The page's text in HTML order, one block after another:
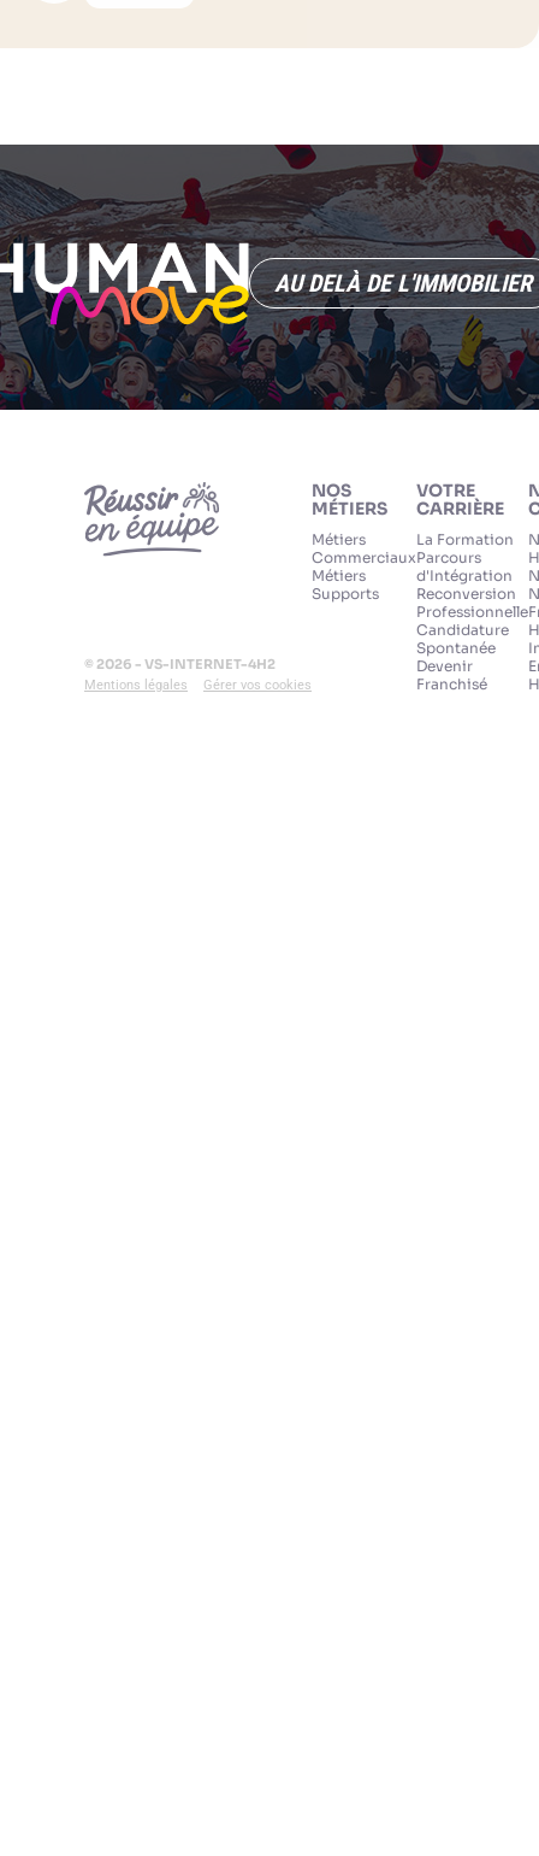
AU DELÀ DE L'IMMOBILIER
© 2026 - VS-INTERNET-4H2
Mentions légales Gérer vos cookies
NOS
MÉTIERS
Métiers
Commerciaux
Métiers
Supports
VOTRE
CARRIÈRE
La Formation
Parcours
d'Intégration
Reconversion
Professionnelle
Candidature
Spontanée
Devenir
Franchisé